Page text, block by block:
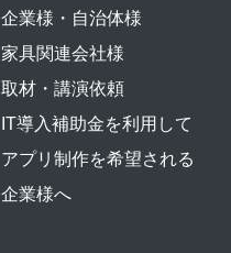
企業様・自治体様
家具関連会社様
取材・講演依頼
IT導入補助金を利用して
アプリ制作を希望される
企業様へ